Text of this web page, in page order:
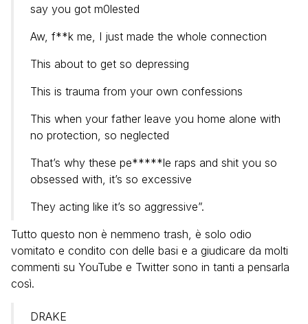
say you got m0lested
Aw, f**k me, I just made the whole connection
This about to get so depressing
This is trauma from your own confessions
This when your father leave you home alone with
no protection, so neglected
That’s why these pe*****le raps and shit you so
obsessed with, it’s so excessive
They acting like it’s so aggressive”.
Tutto questo non è nemmeno trash, è solo odio
vomitato e condito con delle basi e a giudicare da molti
commenti su YouTube e Twitter sono in tanti a pensarla
così.
DRAKE